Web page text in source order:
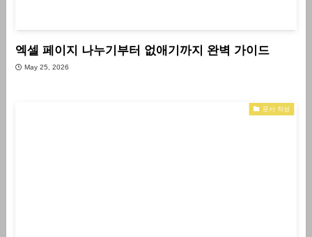
엑셀 페이지 나누기부터 없애기까지 완벽 가이드
May 25, 2026
문서 작성